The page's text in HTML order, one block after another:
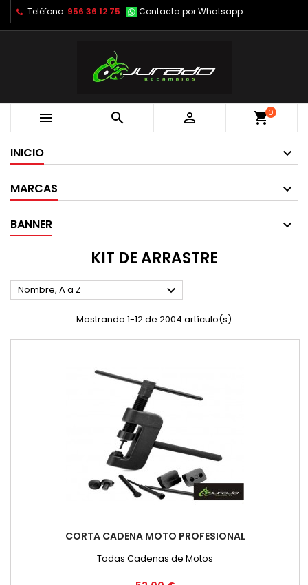
Teléfono: 956 36 12 75 Contacta por Whatsapp
   shopping_cart0
INICIO
MARCAS
BANNER
KIT DE ARRASTRE
Nombre, A a Z 
Mostrando 1-12 de 2004 artículo(s)
CORTA CADENA MOTO PROFESIONAL
Todas Cadenas de Motos